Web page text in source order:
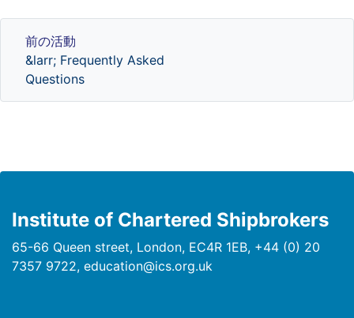
前の活動
前の活動
&larr; Frequently Asked
Questions
Institute of Chartered Shipbrokers
65-66 Queen street, London, EC4R 1EB, +44 (0) 20
7357 9722, education@ics.org.uk